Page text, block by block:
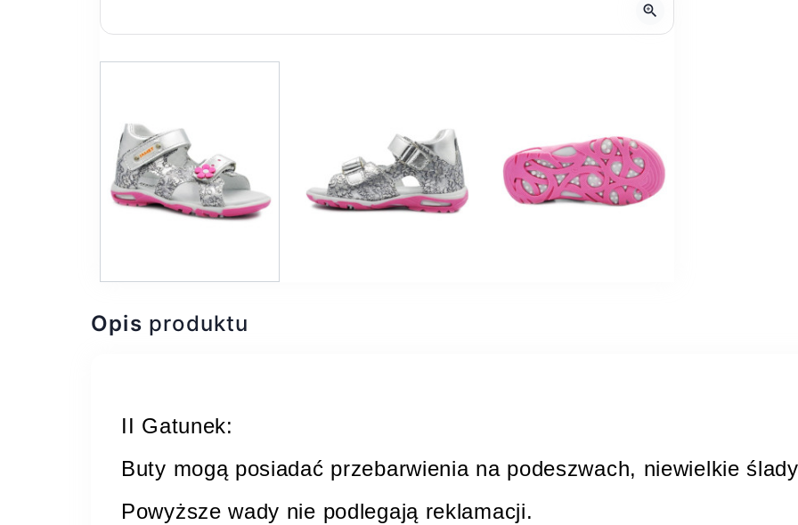
zoom_in
Opis produktu
II Gatunek:
Buty mogą posiadać przebarwienia na podeszwach, niewielkie
Powyższe wady nie podlegają reklamacji.